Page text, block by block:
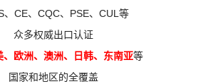
、CE、CQC、PSE、CUL等
众多权威出口认证
、欧洲、澳洲、日韩、东南亚等
国家和地区的全覆盖